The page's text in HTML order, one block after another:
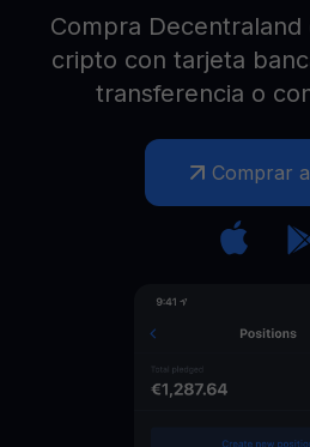
Compra
cripto con tarjeta
transferencia o
Comprar